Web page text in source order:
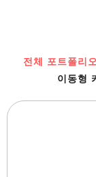
전체 포트폴리
이동형